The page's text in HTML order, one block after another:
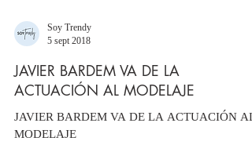
Soy Trendy
5 sept 2018
ACTUACIÓN AL MODELAJE